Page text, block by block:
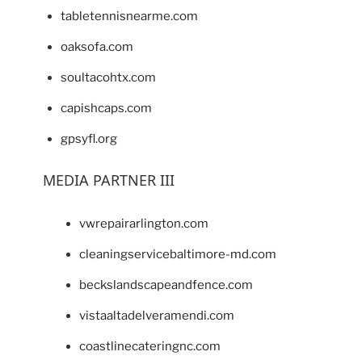
tabletennisnearme.com
oaksofa.com
soultacohtx.com
capishcaps.com
gpsyfl.org
MEDIA PARTNER III
vwrepairarlington.com
cleaningservicebaltimore-md.com
beckslandscapeandfence.com
vistaaltadelveramendi.com
coastlinecateringnc.com